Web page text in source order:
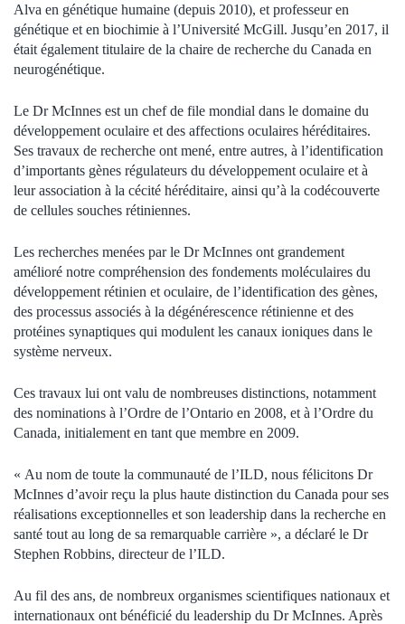
Alva en génétique humaine (depuis 2010), et professeur en
génétique et en biochimie à l’Université McGill. Jusqu’en 2017, il
était également titulaire de la chaire de recherche du Canada en
neurogénétique.
Le Dr McInnes est un chef de file mondial dans le domaine du
développement oculaire et des affections oculaires héréditaires.
Ses travaux de recherche ont mené, entre autres, à l’identification
d’importants gènes régulateurs du développement oculaire et à
leur association à la cécité héréditaire, ainsi qu’à la codécouverte
de cellules souches rétiniennes.
Les recherches menées par le Dr McInnes ont grandement
amélioré notre compréhension des fondements moléculaires du
développement rétinien et oculaire, de l’identification des gènes,
des processus associés à la dégénérescence rétinienne et des
protéines synaptiques qui modulent les canaux ioniques dans le
système nerveux.
Ces travaux lui ont valu de nombreuses distinctions, notamment
des nominations à l’Ordre de l’Ontario en 2008, et à l’Ordre du
Canada, initialement en tant que membre en 2009.
« Au nom de toute la communauté de l’ILD, nous félicitons Dr
McInnes d’avoir reçu la plus haute distinction du Canada pour ses
réalisations exceptionnelles et son leadership dans la recherche en
santé tout au long de sa remarquable carrière », a déclaré le Dr
Stephen Robbins, directeur de l’ILD.
Au fil des ans, de nombreux organismes scientifiques nationaux et
internationaux ont bénéficié du leadership du Dr McInnes. Après